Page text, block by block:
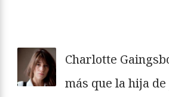
Charlotte
más que la hija de